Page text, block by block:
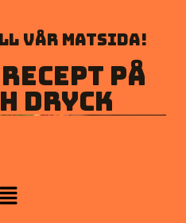
vår matsida!
på
dryck